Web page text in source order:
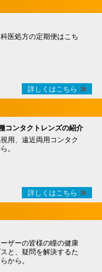
医処方の定期便はこち
詳しくはこちら
コンタクトレンズの紹介
用、遠近両用コンタク
。
詳しくはこちら
ザーの皆様の瞳の健康
と、疑問を解決するた
から。